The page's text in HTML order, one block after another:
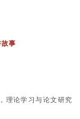
事
理论学习与论文研究